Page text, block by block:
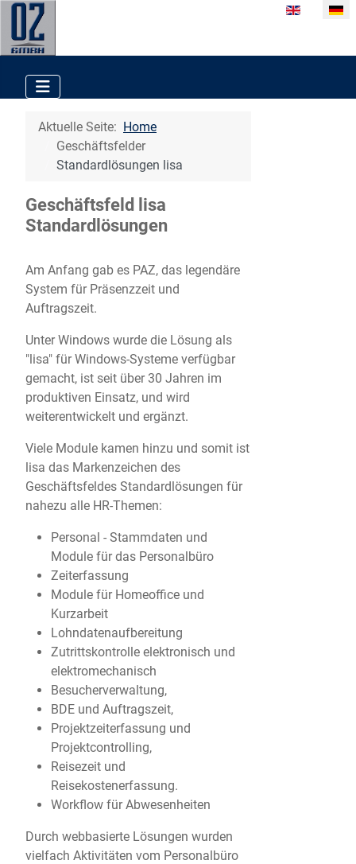
Sprache
Aktuelle Seite: Home
Geschäftsfelder
Standardlösungen lisa
Geschäftsfeld lisa
Standardlösungen
Am Anfang gab es PAZ, das legendäre
System für Präsenzzeit und
Auftragszeit.
Unter Windows wurde die Lösung als
"lisa" für Windows-Systeme verfügbar
gemacht, ist seit über 30 Jahren im
produktiven Einsatz, und wird
weiterentwickelt und ergänzt.
Viele Module kamen hinzu und somit ist
lisa das Markenzeichen des
Geschäftsfeldes Standardlösungen für
nahezu alle HR-Themen:
Personal - Stammdaten und
Module für das Personalbüro
Zeiterfassung
Module für Homeoffice und
Kurzarbeit
Lohndatenaufbereitung
Zutrittskontrolle elektronisch und
elektromechanisch
Besucherverwaltung,
BDE und Auftragszeit,
Projektzeiterfassung und
Projektcontrolling,
Reisezeit und
Reisekostenerfassung.
Workflow für Abwesenheiten
Durch webbasierte Lösungen wurden
vielfach Aktivitäten vom Personalbüro